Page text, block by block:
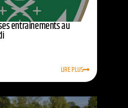
ses entraînements au
LIRE PLUS